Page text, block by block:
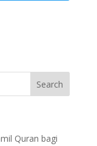
Quran bagi